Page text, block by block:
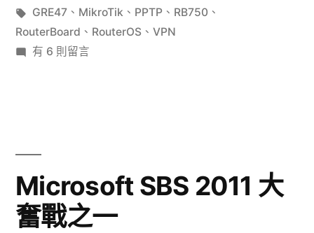
類:
標
籤:
GRE47、 MikroTik、 PPTP、 RB750、
RouterBoard 、 RouterOS 、 VPN
在
有 6 則留言
Microsoft SBS 2011 大
奮戰之一